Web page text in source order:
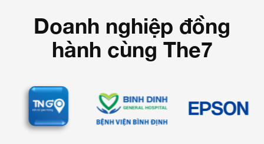
Doanh nghiệp đồng
hành cùng The7